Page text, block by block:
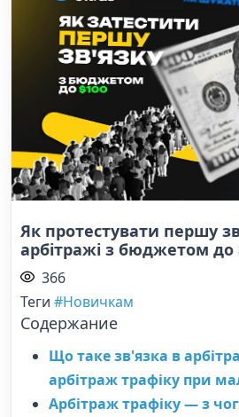
Як протестувати першу
арбітражі з бюджетом до
366
Теги #Новичкам
Содержание
Що таке зв'язка в
арбітраж трафіку при
Арбітраж трафіку — з